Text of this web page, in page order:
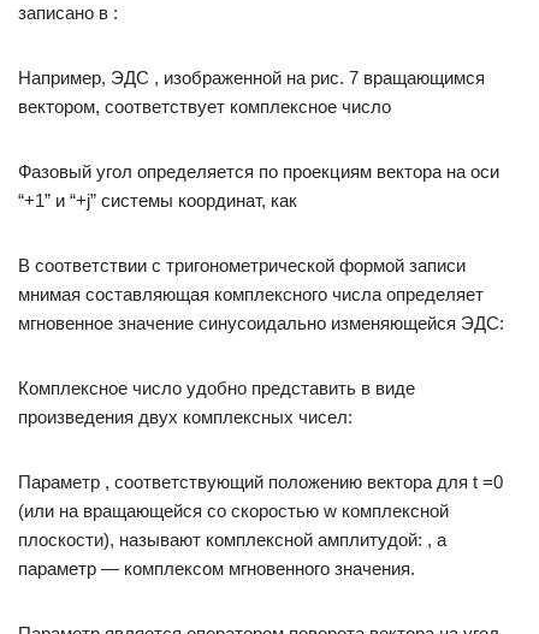
записано в :
Например, ЭДС , изображенной на рис. 7 вращающимся
вектором, соответствует комплексное число
Фазовый угол определяется по проекциям вектора на оси
“+1” и “+j” системы координат, как
В соответствии с тригонометрической формой записи
мнимая составляющая комплексного числа определяет
мгновенное значение синусоидально изменяющейся ЭДС:
Комплексное число удобно представить в виде
произведения двух комплексных чисел:
Параметр , соответствующий положению вектора для t =0
(или на вращающейся со скоростью w комплексной
плоскости), называют комплексной амплитудой: , а
параметр — комплексом мгновенного значения.